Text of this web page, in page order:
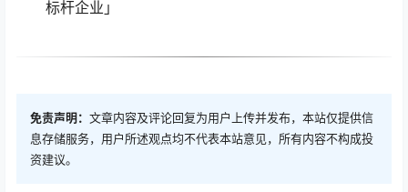
标杆企业」
免责声明： 文章内容及评论回复为用户上传并发布，本站仅提供信
息存储服务，用户所述观点均不代表本站意见，所有内容不构成投
资建议。